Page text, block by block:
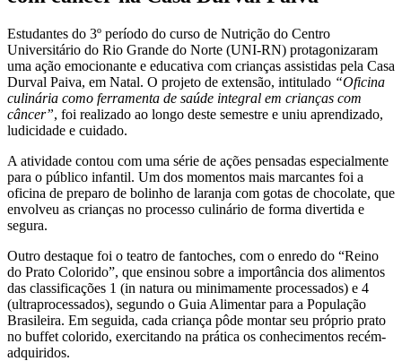
Estudantes do 3º período do curso de Nutrição do Centro
Universitário do Rio Grande do Norte (UNI-RN) protagonizaram
uma ação emocionante e educativa com crianças assistidas pela Casa
Durval Paiva, em Natal. O projeto de extensão, intitulado “Oficina
culinária como ferramenta de saúde integral em crianças com
câncer”, foi realizado ao longo deste semestre e uniu aprendizado,
ludicidade e cuidado.
A atividade contou com uma série de ações pensadas especialmente
para o público infantil. Um dos momentos mais marcantes foi a
oficina de preparo de bolinho de laranja com gotas de chocolate, que
envolveu as crianças no processo culinário de forma divertida e
segura.
Outro destaque foi o teatro de fantoches, com o enredo do “Reino
do Prato Colorido”, que ensinou sobre a importância dos alimentos
das classificações 1 (in natura ou minimamente processados) e 4
(ultraprocessados), segundo o Guia Alimentar para a População
Brasileira. Em seguida, cada criança pôde montar seu próprio prato
no buffet colorido, exercitando na prática os conhecimentos recém-
adquiridos.